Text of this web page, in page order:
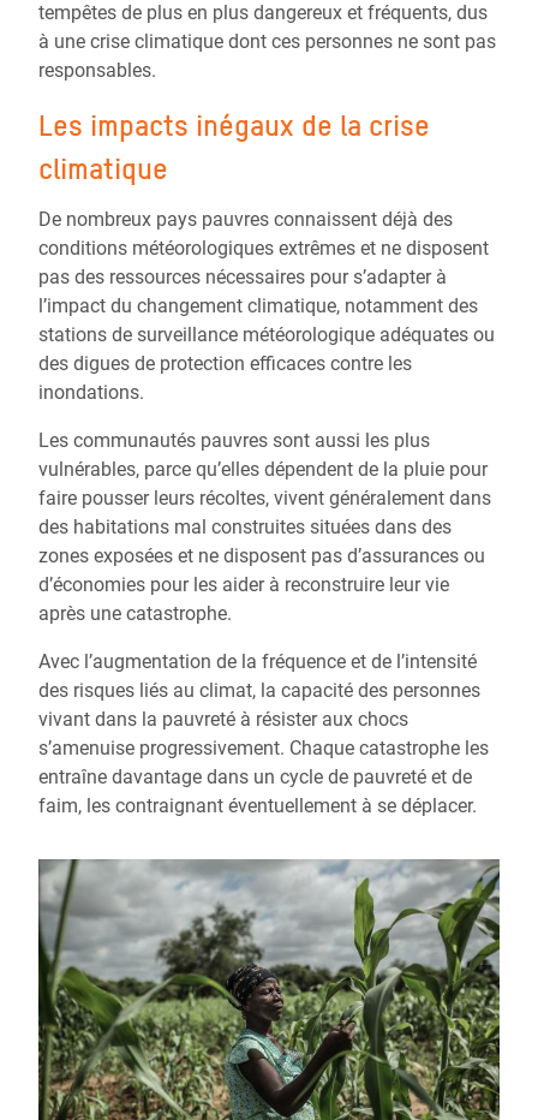
tempêtes de plus en plus dangereux et fréquents, dus
à une crise climatique dont ces personnes ne sont pas
responsables.
Les impacts inégaux de la crise
climatique
De nombreux pays pauvres connaissent déjà des
conditions météorologiques extrêmes et ne disposent
pas des ressources nécessaires pour s’adapter à
l’impact du changement climatique, notamment des
stations de surveillance météorologique adéquates ou
des digues de protection efficaces contre les
inondations.
Les communautés pauvres sont aussi les plus
vulnérables, parce qu’elles dépendent de la pluie pour
faire pousser leurs récoltes, vivent généralement dans
des habitations mal construites situées dans des
zones exposées et ne disposent pas d’assurances ou
d’économies pour les aider à reconstruire leur vie
après une catastrophe.
Avec l’augmentation de la fréquence et de l’intensité
des risques liés au climat, la capacité des personnes
vivant dans la pauvreté à résister aux chocs
s’amenuise progressivement. Chaque catastrophe les
entraîne davantage dans un cycle de pauvreté et de
faim, les contraignant éventuellement à se déplacer.